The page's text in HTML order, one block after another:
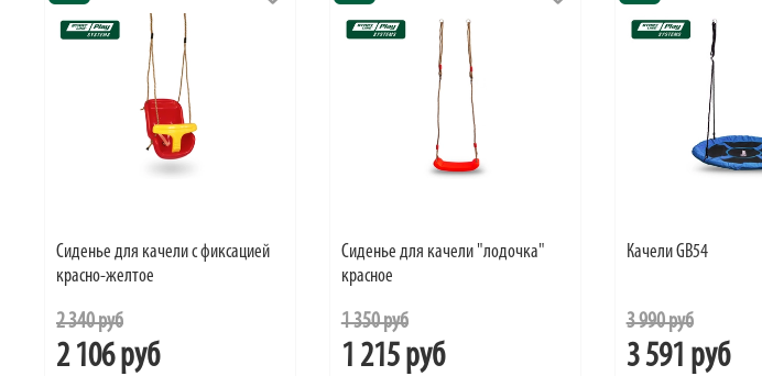
Cиденье для качели с фиксацией
красно-желтое
2 340 руб
2 106 руб
Cиденье для качели "лодочка"
красное
1 350 руб
1 215 руб
Качели GB54
3 990 руб
3 591 руб